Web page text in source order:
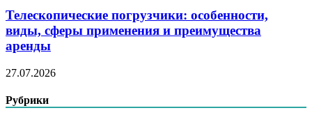
Телескопические погрузчики: особенности,
виды, сферы применения и преимущества
аренды
27.07.2026
Рубрики